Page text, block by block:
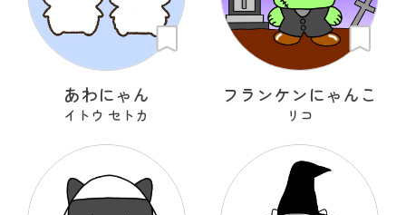
あわにゃん
イトウ セトカ
フランケンにゃんこ
リコ